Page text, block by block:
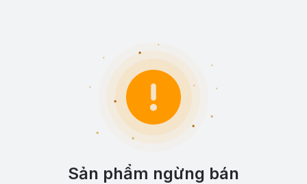
Sản phẩm ngừng bán